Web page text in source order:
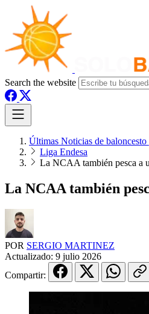
Search the website
Últimas Noticias de baloncesto
Liga Endesa
La NCAA también pesca a
La NCAA también
POR SERGIO MARTINEZ
Actualizado: 9 julio 2026
Compartir: